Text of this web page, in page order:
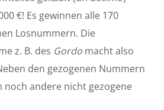
€! Es gewinnen alle 170
Losnummern. Die
z. B. des Gordo macht also
den gezogenen Nummern
noch andere nicht gezogene